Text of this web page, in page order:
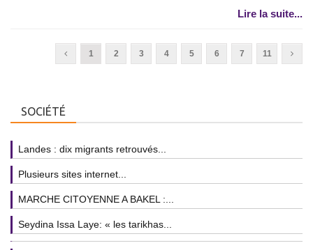
Lire la suite...
1 2 3 4 5 6 7 11
SOCIÉTÉ
Landes : dix migrants retrouvés...
Plusieurs sites internet...
MARCHE CITOYENNE A BAKEL :...
Seydina Issa Laye: « les tarikhas...